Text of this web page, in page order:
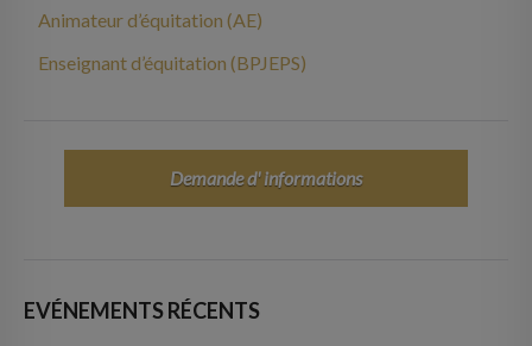
Animateur d’équitation (AE)
Enseignant d’équitation (BPJEPS)
Demande d' informations
EVÉNEMENTS RÉCENTS